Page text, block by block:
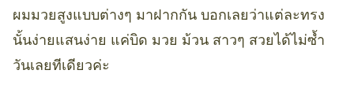
ผมมวยสูงแบบต่างๆ มาฝากกัน บอกเลยว่าแต่ละทรง
นั้นง่ายแสนง่าย แค่บิด มวย ม้วน สาวๆ สวยได้ไม่ซ้ำ
วันเลยทีเดียวค่ะ